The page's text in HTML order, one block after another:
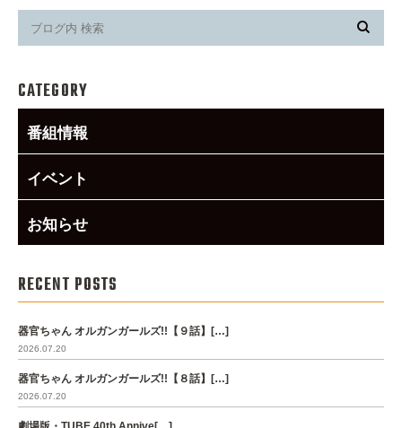
CATEGORY
番組情報
イベント
お知らせ
RECENT POSTS
器官ちゃん オルガンガールズ!!【９話】[…]
2026.07.20
器官ちゃん オルガンガールズ!!【８話】[…]
2026.07.20